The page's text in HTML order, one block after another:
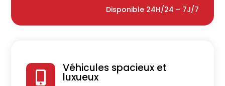
Disponible 24H/24 – 7J/7

Véhicules spacieux et
luxueux